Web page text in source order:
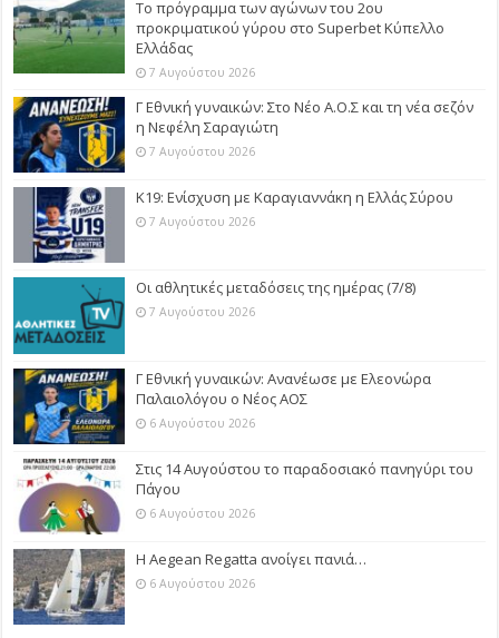
Το πρόγραμμα των αγώνων του 2ου
προκριματικού γύρου στο Superbet Κύπελλο
Ελλάδας
7 Αυγούστου 2026
Γ Εθνική γυναικών: Στο Νέο Α.Ο.Σ και τη νέα σεζόν
η Νεφέλη Σαραγιώτη
7 Αυγούστου 2026
Κ19: Ενίσχυση με Καραγιαννάκη η Ελλάς Σύρου
7 Αυγούστου 2026
Οι αθλητικές μεταδόσεις της ημέρας (7/8)
7 Αυγούστου 2026
Γ Εθνική γυναικών: Ανανέωσε με Ελεονώρα
Παλαιολόγου ο Νέος ΑΟΣ
6 Αυγούστου 2026
Στις 14 Αυγούστου το παραδοσιακό πανηγύρι του
Πάγου
6 Αυγούστου 2026
Η Aegean Regatta ανοίγει πανιά…
6 Αυγούστου 2026